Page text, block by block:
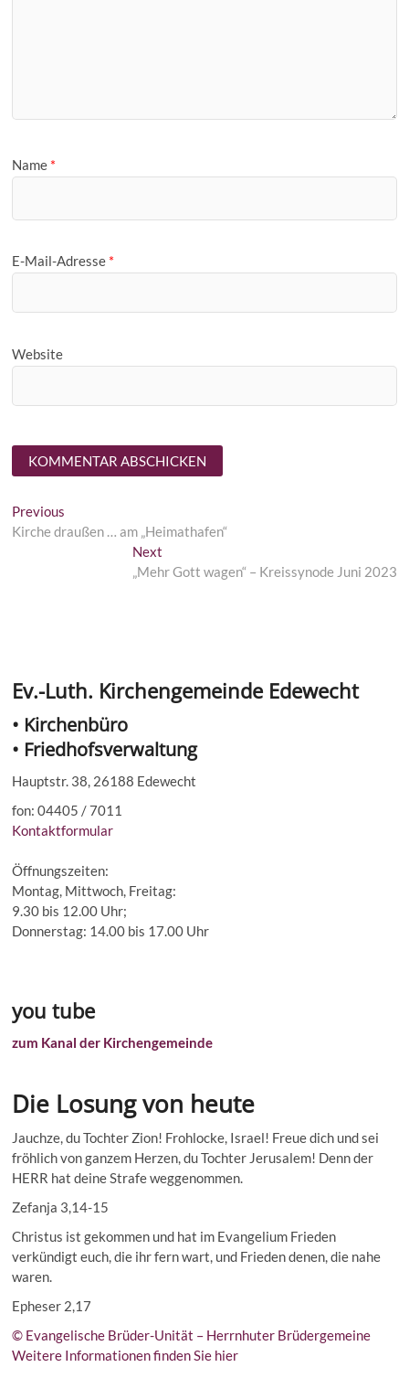
Name *
E-Mail-Adresse *
Website
Beitragsnavigation
Previous
post:
Kirche draußen … am „Heimathafen“
NextNext
post:
„Mehr Gott wagen“ – Kreissynode Juni 2023
Ev.-Luth. Kirchengemeinde Edewecht
• Kirchenbüro
• Friedhofsverwaltung
Hauptstr. 38, 26188 Edewecht
fon: 04405 / 7011
Kontaktformular
Öffnungszeiten:
Montag, Mittwoch, Freitag:
9.30 bis 12.00 Uhr;
Donnerstag: 14.00 bis 17.00 Uhr
you tube
zum Kanal der Kirchengemeinde
Die Losung von heute
Jauchze, du Tochter Zion! Frohlocke, Israel! Freue dich und sei
fröhlich von ganzem Herzen, du Tochter Jerusalem! Denn der
HERR hat deine Strafe weggenommen.
Zefanja 3,14-15
Christus ist gekommen und hat im Evangelium Frieden
verkündigt euch, die ihr fern wart, und Frieden denen, die nahe
waren.
Epheser 2,17
© Evangelische Brüder-Unität – Herrnhuter Brüdergemeine
Weitere Informationen finden Sie hier